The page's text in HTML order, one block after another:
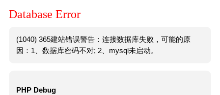
Database Error
(1040) 365建站错误警告：连接数据库失败，可能的原
因：1、数据库密码不对; 2、mysql未启动。
PHP Debug